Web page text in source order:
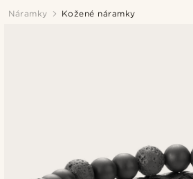
Náramky Kožené náramky